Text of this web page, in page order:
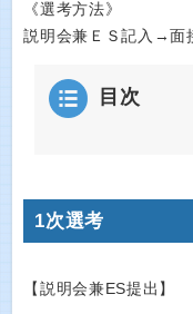
《選考方法》
説明会兼ＥＳ記入→面
目次
1次選考
【説明会兼ES提出】